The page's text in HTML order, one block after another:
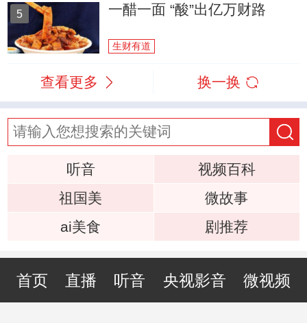
5 一醋一面 “酸”出亿万财路
生财有道
查看更多 换一换
听音
视频百科
祖国美
微故事
ai美食
剧推荐
首页 直播 听音 央视影音 微视频